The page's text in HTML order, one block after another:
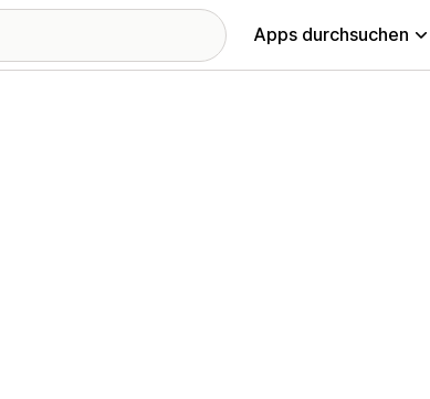
Apps durchsuchen